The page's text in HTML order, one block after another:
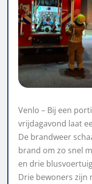
Venlo – Bij een
vrijdagavond laat
De brandweer
brand om zo snel
en drie
Drie bewoners zijn